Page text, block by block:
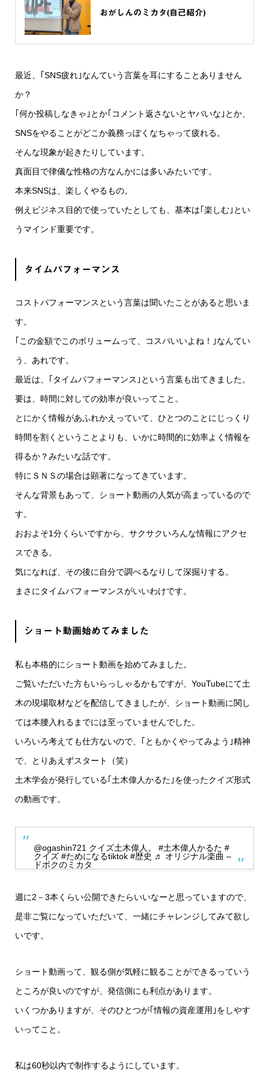
おがしんのミカタ(自己紹介)
最近、｢SNS疲れ｣なんていう言葉を耳にすることありません
か？
｢何か投稿しなきゃ｣とか｢コメント返さないとヤバいな｣とか、
SNSをやることがどこか義務っぽくなちゃって疲れる。
そんな現象が起きたりしています。
真面目で律儀な性格の方なんかには多いみたいです。
本来SNSは、楽しくやるもの。
例えビジネス目的で使っていたとしても、基本は｢楽しむ｣とい
うマインド重要です。
タイムパフォーマンス
コストパフォーマンスという言葉は聞いたことがあると思いま
す。
｢この金額でこのボリュームって、コスパいいよね！｣なんてい
う、あれです。
最近は、｢タイムパフォーマンス｣という言葉も出てきました。
要は、時間に対しての効率が良いってこと。
とにかく情報があふれかえっていて、ひとつのことにじっくり
時間を割くということよりも、いかに時間的に効率よく情報を
得るか？みたいな話です。
特にＳＮＳの場合は顕著になってきています。
そんな背景もあって、ショート動画の人気が高まっているので
す。
おおよそ1分くらいですから、サクサクいろんな情報にアクセ
スできる。
気になれば、その後に自分で調べるなりして深掘りする。
まさにタイムパフォーマンスがいいわけです。
ショート動画始めてみました
私も本格的にショート動画を始めてみました。
ご覧いただいた方もいらっしゃるかもですが、YouTubeにて土
木の現場取材などを配信してきましたが、ショート動画に関し
ては本腰入れるまでには至っていませんでした。
いろいろ考えても仕方ないので、｢ともかくやってみよう｣精神
で、とりあえずスタート（笑）
土木学会が発行している｢土木偉人かるた｣を使ったクイズ形式
の動画です。
@ogashin721 クイズ土木偉人。 #土木偉人かるた #
クイズ #ためになるtiktok #歴史 ♬ オリジナル楽曲 –
ドボクのミカタ
週に2－3本くらい公開できたらいいなーと思っていますので、
是非ご覧になっていただいて、一緒にチャレンジしてみて欲し
いです。
ショート動画って、観る側が気軽に観ることができるっていう
ところが良いのですが、発信側にも利点があります。
いくつかありますが、そのひとつが｢情報の資産運用｣をしやす
いってこと。
私は60秒以内で制作するようにしています。